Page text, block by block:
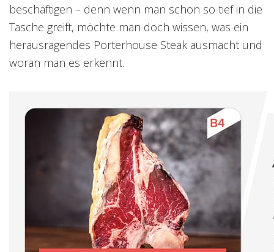
beschäftigen – denn wenn man schon so tief in die
Tasche greift, möchte man doch wissen, was ein
herausragendes Porterhouse Steak ausmacht und
woran man es erkennt.